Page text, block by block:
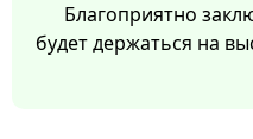
Благоприятно
будет держаться на